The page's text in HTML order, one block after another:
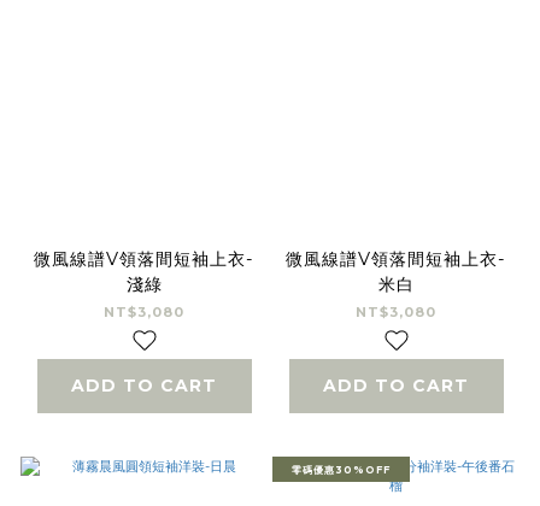
微風線譜V領落間短袖上衣-
淺綠
NT$3,080
ADD TO CART
微風線譜V領落間短袖上衣-
米白
NT$3,080
ADD TO CART
零碼優惠30%OFF